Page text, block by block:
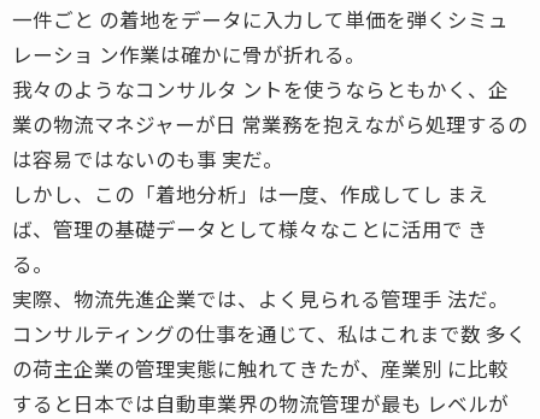
一件ごと の着地をデータに入力して単価を弾くシミュ
レーショ ン作業は確かに骨が折れる。
我々のようなコンサルタ ントを使うならともかく、企
業の物流マネジャーが日 常業務を抱えながら処理するの
は容易ではないのも事 実だ。
しかし、この「着地分析」は一度、作成してし まえ
ば、管理の基礎データとして様々なことに活用で き
る。
実際、物流先進企業では、よく見られる管理手 法だ。
コンサルティングの仕事を通じて、私はこれまで数 多く
の荷主企業の管理実態に触れてきたが、産業別 に比較
すると日本では自動車業界の物流管理が最も レベルが